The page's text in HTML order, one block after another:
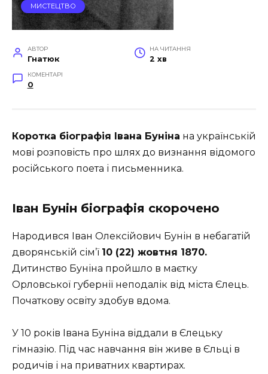
МИСТЕЦТВО
АВТОР
Гнатюк
НА ЧИТАННЯ
2 хв
КОМЕНТАРІ
0
Коротка біографія Івана Буніна на українській
мові розповість про шлях до визнання відомого
російського поета і письменника.
Іван Бунін біографія скорочено
Народився Іван Олексійович Бунін в небагатій
дворянській сім’ї 10 (22) жовтня 1870.
Дитинство Буніна пройшло в маєтку
Орловської губернії неподалік від міста Єлець.
Початкову освіту здобув вдома.
У 10 років Івана Буніна віддали в Єлецьку
гімназію. Під час навчання він живе в Єльці в
родичів і на приватних квартирах.